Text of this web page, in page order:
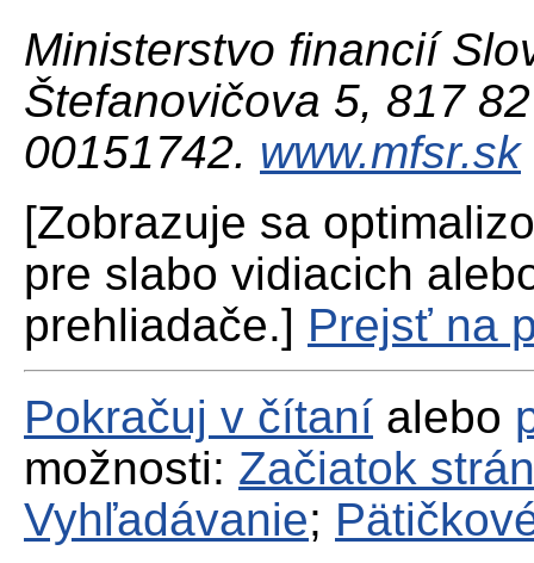
Ministerstvo financií
Štefanovičova 5, 817
00151742. www.mfsr.sk
[Zobrazuje sa
pre slabo vidiacich
prehliadače.] Prejsť na
Pokračuj v čítaní alebo
možnosti: Začiatok
Vyhľadávanie;